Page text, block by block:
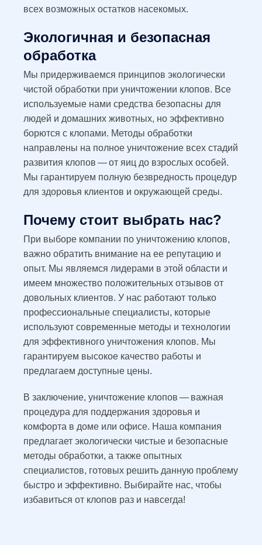
всех возможных остатков насекомых.
Экологичная и безопасная
обработка
Мы придерживаемся принципов экологически
чистой обработки при уничтожении клопов. Все
используемые нами средства безопасны для
людей и домашних животных, но эффективно
борются с клопами. Методы обработки
направлены на полное уничтожение всех стадий
развития клопов — от яиц до взрослых особей.
Мы гарантируем полную безвредность процедур
для здоровья клиентов и окружающей среды.
Почему стоит выбрать нас?
При выборе компании по уничтожению клопов,
важно обратить внимание на ее репутацию и
опыт. Мы являемся лидерами в этой области и
имеем множество положительных отзывов от
довольных клиентов. У нас работают только
профессиональные специалисты, которые
используют современные методы и технологии
для эффективного уничтожения клопов. Мы
гарантируем высокое качество работы и
предлагаем доступные цены.
В заключение, уничтожение клопов — важная
процедура для поддержания здоровья и
комфорта в доме или офисе. Наша компания
предлагает экологически чистые и безопасные
методы обработки, а также опытных
специалистов, готовых решить данную проблему
быстро и эффективно. Выбирайте нас, чтобы
избавиться от клопов раз и навсегда!